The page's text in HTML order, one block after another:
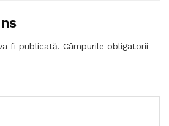
fi publicată. Câmpurile obligatorii